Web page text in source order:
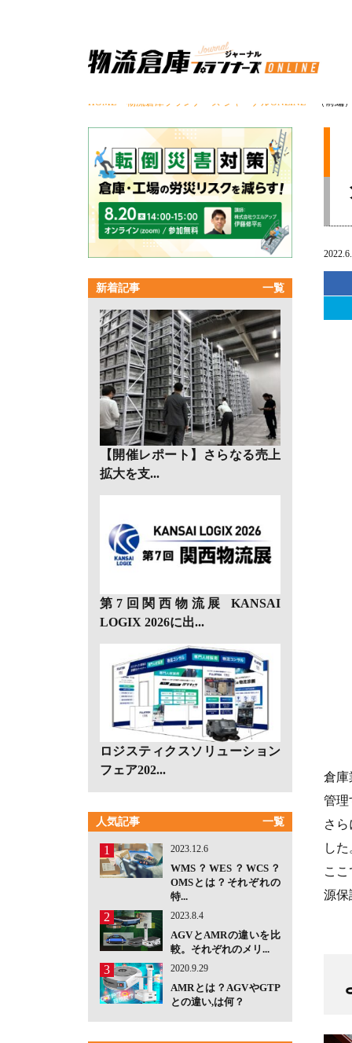
HOME 物流倉庫プランナーズ ジャーナルONLINE > （前編
新着記事 一覧
【開催レポート】さらなる売上
拡大を支...
第7回関西物流展 KANSAI
LOGIX 2026に出...
ロジスティクスソリューション
フェア202...
人気記事 一覧
1 2023.12.6
WMS？WES？WCS？
OMSとは？それぞれの
特...
2 2023.8.4
AGVとAMRの違いを比
較。それぞれのメリ...
3 2020.9.29
AMRとは？AGVやGTP
との違い,は何？
倉庫
管理
さ
した
こ
源保